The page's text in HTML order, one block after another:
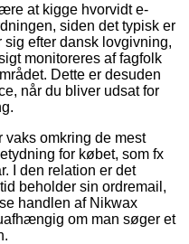
at kigge hvorvidt e-
siden det typisk er
sig efter dansk lovgivning,
monitoreres af fagfolk
Dette er desuden
når du bliver udsat for
vaks omkring de mest
for købet, som fx
I den relation er det
beholder sin ordremail,
handlen af Nikwax
om man søger et